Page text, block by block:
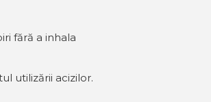
fără a inhala
utilizării acizilor.